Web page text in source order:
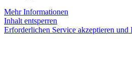
Mehr Informationen
Inhalt entsperren
Erforderlichen Service akzeptieren und